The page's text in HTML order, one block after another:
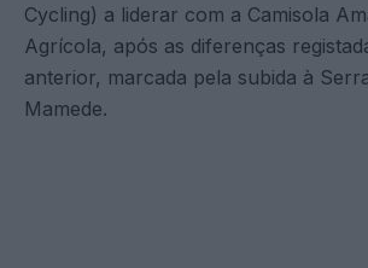
Cycling) a liderar com a Camisola
Agrícola, após as diferenças
anterior, marcada pela subida à
Mamede.